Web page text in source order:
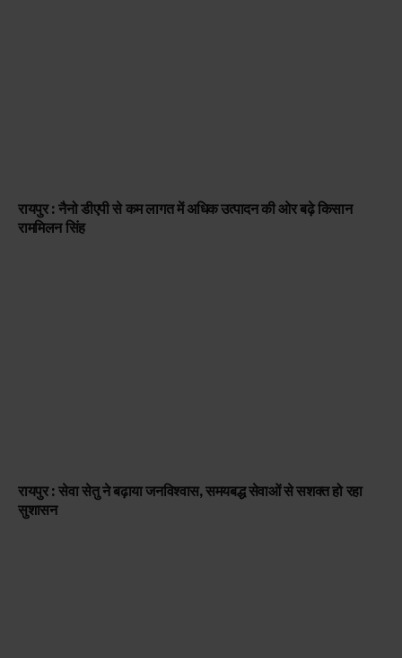
रायपुर : नैनो डीएपी से कम लागत में अधिक उत्पादन की ओर बढ़े किसान
राममिलन सिंह
रायपुर : सेवा सेतु ने बढ़ाया जनविश्वास, समयबद्ध सेवाओं से सशक्त हो रहा
सुशासन